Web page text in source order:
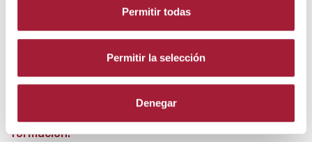
Permitir todas
Permitir la selección
Denegar
de los vasos sanguíneos y, por tanto, una disminución
Como consecuencia, hay una menor irrigación en los
pérdida de movilidad.
formación.